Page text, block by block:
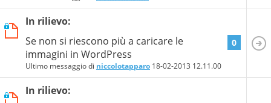
In rilievo:
Se non si riescono più a caricare le
immagini in WordPress
Ultimo messaggio di niccolotapparo 18-02-2013 12.11.00
0
In rilievo: